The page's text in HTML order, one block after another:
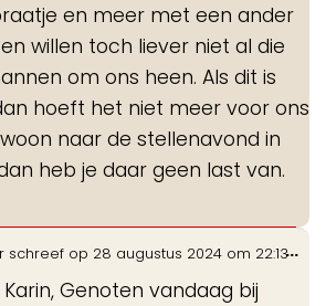
en meer met een ander
willen toch liever niet al die
om ons heen. Als dit is
hoeft het niet meer voor ons
naar de stellenavond in
heb je daar geen last van.
schreef op 28 augustus 2024 om 22:13
Genoten vandaag bij
...